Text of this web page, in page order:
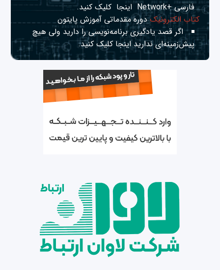
فارسی +Network
اینجا کلیک کنید.
کتاب الکترونیکدوره مقدماتی آموزش پایتون
اگر قصد یادگیری برنامه‌نویسی را دارید ولی هیچ
پیش‌زمینه‌ای نداریداینجا کلیک کنید.